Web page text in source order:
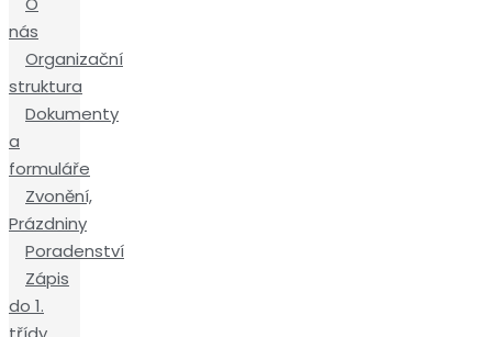
nás
Organizační
struktura
Dokumenty
a
formuláře
Zvonění,
Prázdniny
Poradenství
Zápis
do 1.